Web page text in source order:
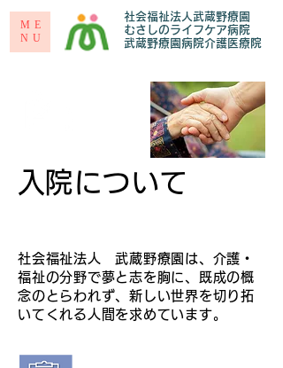
社会福祉法人武蔵野療園
むさしのライフケア病院
​武蔵野療園病院介護医療院
ME
NU
​入院について
社会福祉法人 武蔵野療園は、介護・
福祉の分野で夢と志を胸に、既成の概
念のとらわれず、新しい世界を切り拓
いてくれる人間を求めています。